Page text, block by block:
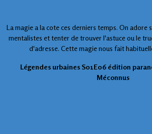
La magie a la cote ces derniers temps. On adore
mentalistes et tenter de trouver l'astuce ou le
d'adresse. Cette magie nous fait
Légendes urbaines S01E06 édition
Méconnus